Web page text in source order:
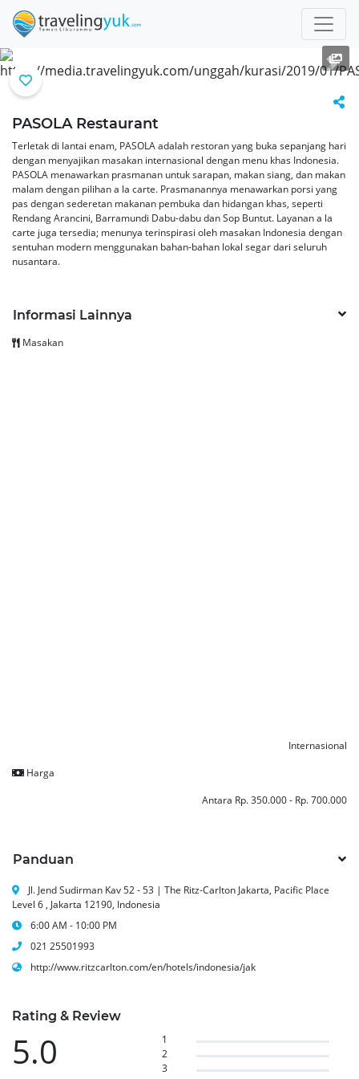
Previous Next
PASOLA Restaurant
Terletak di lantai enam, PASOLA adalah restoran yang buka sepanjang hari
dengan menyajikan masakan internasional dengan menu khas Indonesia.
PASOLA menawarkan prasmanan untuk sarapan, makan siang, dan makan
malam dengan pilihan a la carte. Prasmanannya menawarkan porsi yang
pas dengan sederetan makanan pembuka dan hidangan khas, seperti
Rendang Arancini, Barramundi Dabu-dabu dan Sop Buntut. Layanan a la
carte juga tersedia; menunya terinspirasi oleh masakan Indonesia dengan
sentuhan modern menggunakan bahan-bahan lokal segar dari seluruh
nusantara.
Informasi Lainnya
Masakan
Internasional
Harga
Antara Rp. 350.000 - Rp. 700.000
Panduan
Jl. Jend Sudirman Kav 52 - 53 | The Ritz-Carlton Jakarta, Pacific Place
Level 6 , Jakarta 12190, Indonesia
6:00 AM - 10:00 PM
021 25501993
http://www.ritzcarlton.com/en/hotels/indonesia/jak
Rating & Review
5.0
1
2
3